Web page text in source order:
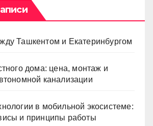
Ташкентом и Екатеринбургом
дома: цена, монтаж и
канализации
в мобильной экосистеме:
и принципы работы